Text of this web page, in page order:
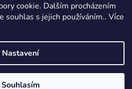
cookie. Dalším procházením
s jejich používáním.. Více
Nastavení
Souhlasím. Všechna práva vyhrazena.